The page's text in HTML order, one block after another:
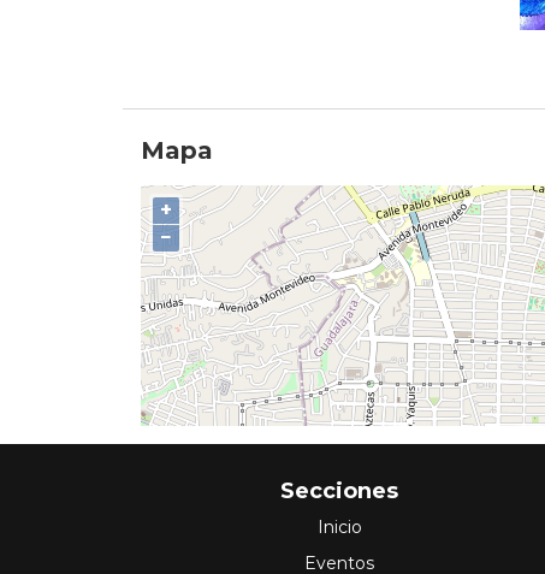
Mapa
+
−
Secciones
Inicio
Eventos